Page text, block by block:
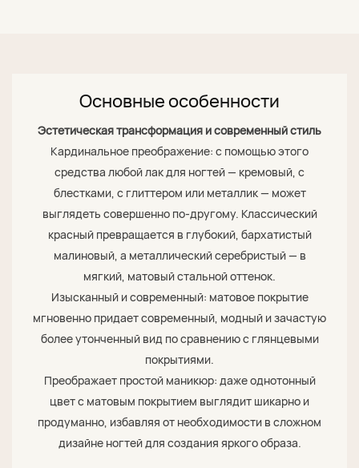
Основные особенности
Эстетическая трансформация и современный стиль
Кардинальное преображение: с помощью этого
средства любой лак для ногтей — кремовый, с
блестками, с глиттером или металлик — может
выглядеть совершенно по-другому. Классический
красный превращается в глубокий, бархатистый
малиновый, а металлический серебристый — в
мягкий, матовый стальной оттенок.
Изысканный и современный: матовое покрытие
мгновенно придает современный, модный и зачастую
более утонченный вид по сравнению с глянцевыми
покрытиями.
Преображает простой маникюр: даже однотонный
цвет с матовым покрытием выглядит шикарно и
продуманно, избавляя от необходимости в сложном
дизайне ногтей для создания яркого образа.